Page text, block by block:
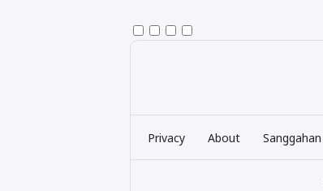
Privacy About Sanggahan